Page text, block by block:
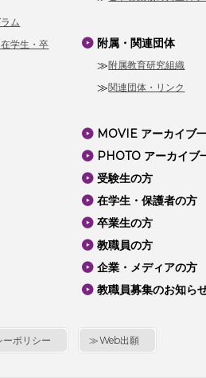
ム
学生・卒
附属・関連団体
附属教育研究組織
関連団体・リンク
MOVIE アーカイブ
PHOTO アーカイブ
受験生の方
在学生・保護者の方
卒業生の方
教職員の方
企業・メディアの方
教職員募集のお知ら
ーポリシー Web出願